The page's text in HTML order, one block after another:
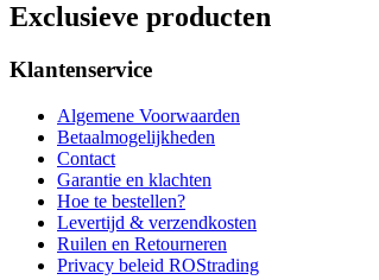
Exclusieve producten
Klantenservice
Algemene Voorwaarden
Betaalmogelijkheden
Contact
Garantie en klachten
Hoe te bestellen?
Levertijd & verzendkosten
Ruilen en Retourneren
Privacy beleid ROStrading